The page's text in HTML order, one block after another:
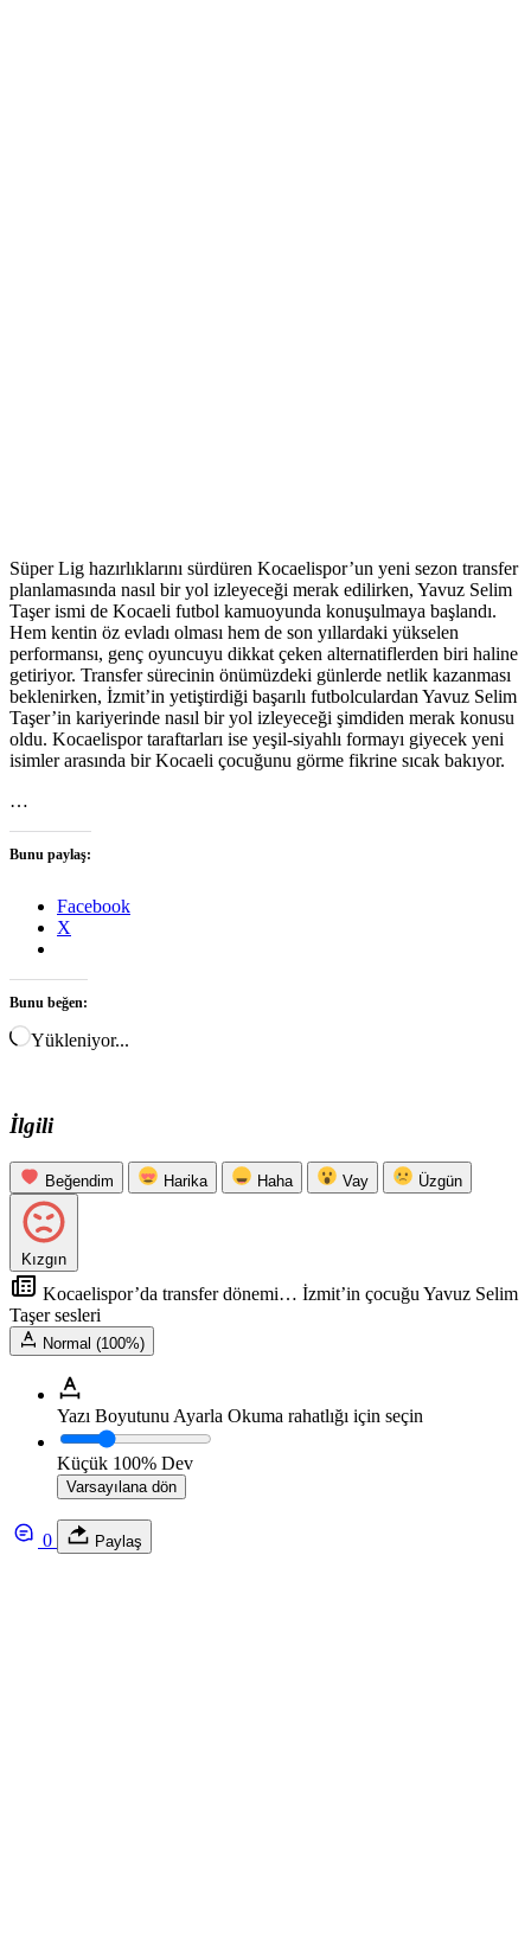
Süper Lig hazırlıklarını sürdüren Kocaelispor’un yeni sezon transfer
planlamasında nasıl bir yol izleyeceği merak edilirken, Yavuz Selim
Taşer ismi de Kocaeli futbol kamuoyunda konuşulmaya başlandı.
Hem kentin öz evladı olması hem de son yıllardaki yükselen
performansı, genç oyuncuyu dikkat çeken alternatiflerden biri haline
getiriyor. Transfer sürecinin önümüzdeki günlerde netlik kazanması
beklenirken, İzmit’in yetiştirdiği başarılı futbolculardan Yavuz Selim
Taşer’in kariyerinde nasıl bir yol izleyeceği şimdiden merak konusu
oldu. Kocaelispor taraftarları ise yeşil-siyahlı formayı giyecek yeni
isimler arasında bir Kocaeli çocuğunu görme fikrine sıcak bakıyor.
…
Bunu paylaş:
Facebook
X
Bunu beğen:
Yükleniyor...
İlgili
Beğendim Harika Haha Vay Üzgün
Kızgın
Kocaelispor’da transfer dönemi… İzmit’in çocuğu Yavuz Selim
Taşer sesleri
Normal (100%)
Yazı Boyutunu Ayarla Okuma rahatlığı için seçin
Küçük 100% Dev
Varsayılana dön
0 Paylaş